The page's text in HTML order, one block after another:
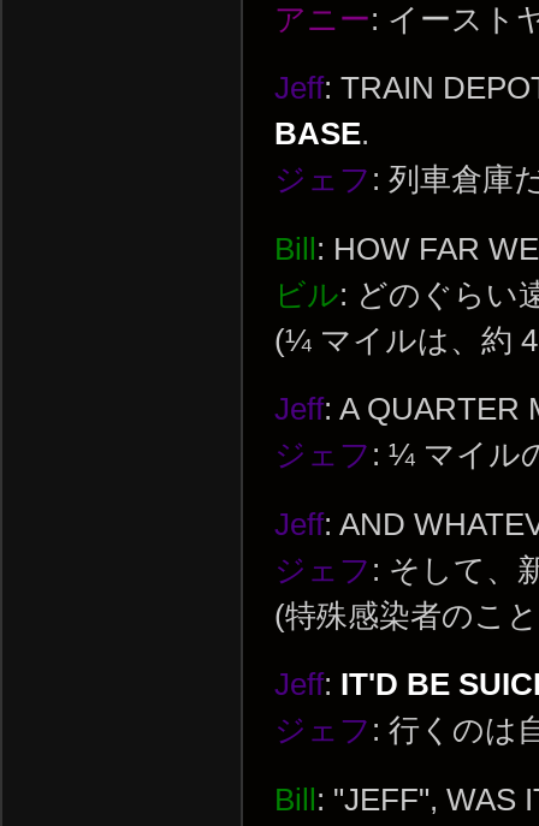
アニー: イースト
Jeff: TRAIN
BASE.
ジェフ : 列車倉庫
Bill: HOW FAR
ビル: どのぐらい
(¼ マイルは、約
Jeff: A QUARTER
ジェフ : ¼ マイル
Jeff: AND
ジェフ : そして、
(特殊感染者のこ
Jeff: IT'D BE
ジェフ : 行くのは
Bill: "JEFF", WAS